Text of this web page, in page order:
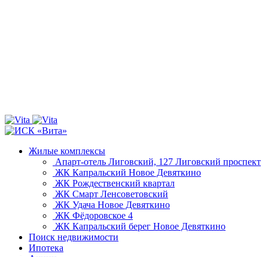
Жилые комплексы
Апарт-отель Лиговский, 127 Лиговский проспект
ЖК Капральский Новое Девяткино
ЖК Рождественский квартал
ЖК Смарт Ленсоветовский
ЖК Удача Новое Девяткино
ЖК Фёдоровское 4
ЖК Капральский берег Новое Девяткино
Поиск недвижимости
Ипотека